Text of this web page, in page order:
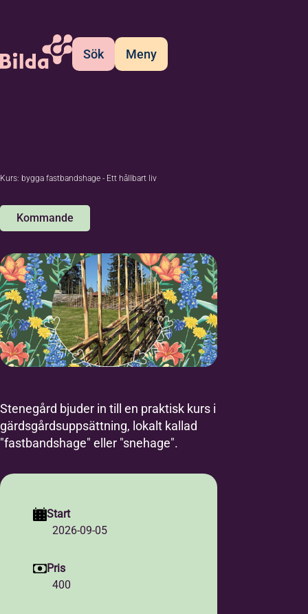
Sök Meny
Kurs: bygga fastbandshage - Ett hållbart liv
Kommande
Stenegård bjuder in till en praktisk kurs i
gärdsgårdsuppsättning, lokalt kallad
"fastbandshage" eller "snehage".
Start
2026-09-05
Pris
400